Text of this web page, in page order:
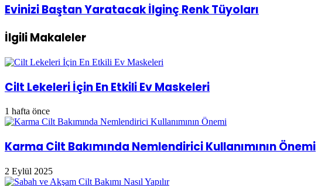
Zeka
Başarıya
Ulaşmak
Evinizi
Baştan
İlginç
Renk
Tüyoları
Evinizi Baştan Yaratacak İlginç Renk Tüyoları
İlgili Makaleler
Cilt Lekeleri İçin En Etkili Ev Maskeleri
1 hafta önce
Karma Cilt Bakımında Nemlendirici Kullanımının Önemi
2 Eylül 2025